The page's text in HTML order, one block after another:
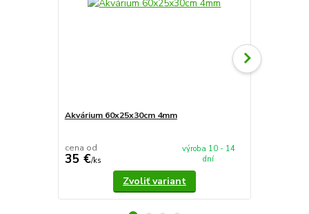
Akvárium 60x25x30cm 4mm
cena od
35 €/ks
výroba 10 - 14
dní
Zvoliť variant